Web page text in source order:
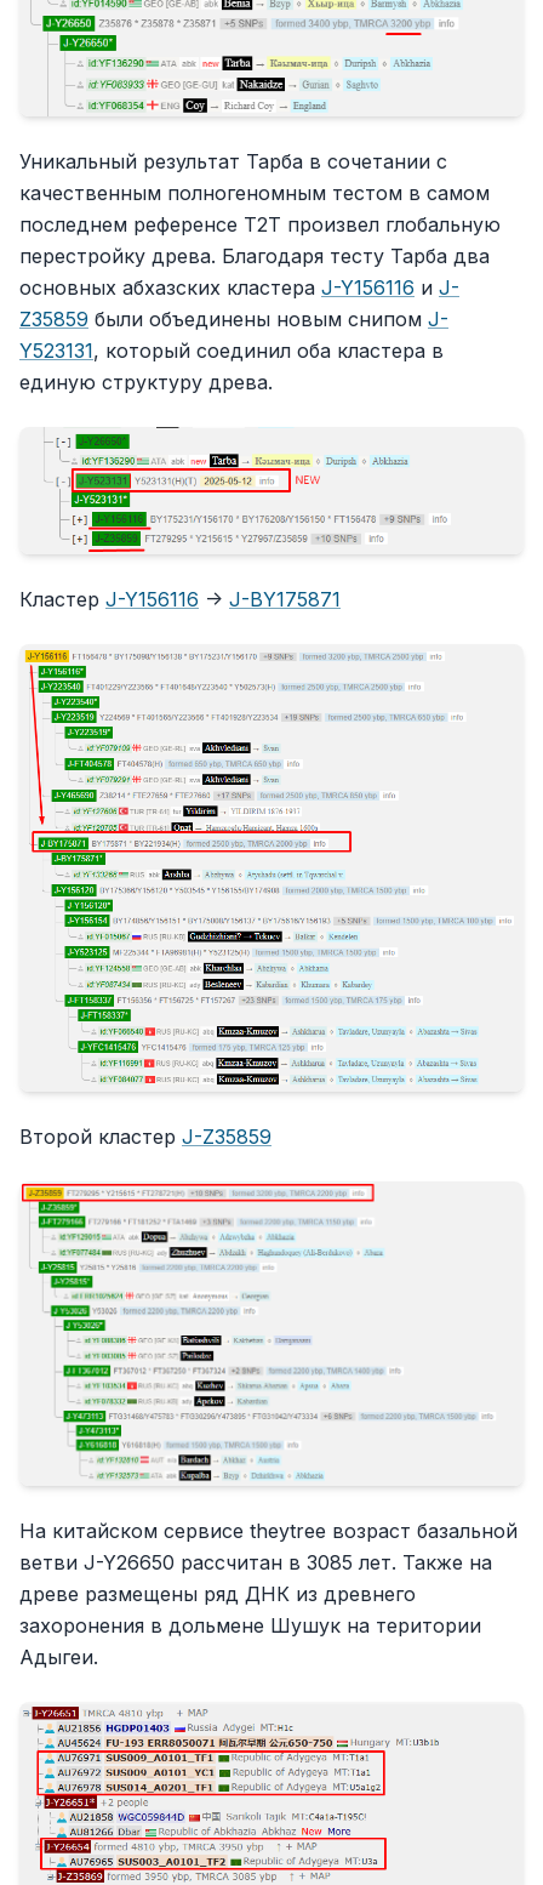
Уникальный результат Тарба в сочетании с
качественным полногеномным тестом в самом
последнем референсе Т2Т произвел глобальную
перестройку древа. Благодаря тесту Тарба два
основных абхазских кластера J-Y156116 и J-
Z35859 были объединены новым снипом J-
Y523131, который соединил оба кластера в
единую структуру древа.
Кластер J-Y156116 -> J-BY175871
Второй кластер J-Z35859
На китайском сервисе theytree возраст базальной
ветви J-Y26650 рассчитан в 3085 лет. Также на
древе размещены ряд ДНК из древнего
захоронения в дольмене Шушук на територии
Адыгеи.